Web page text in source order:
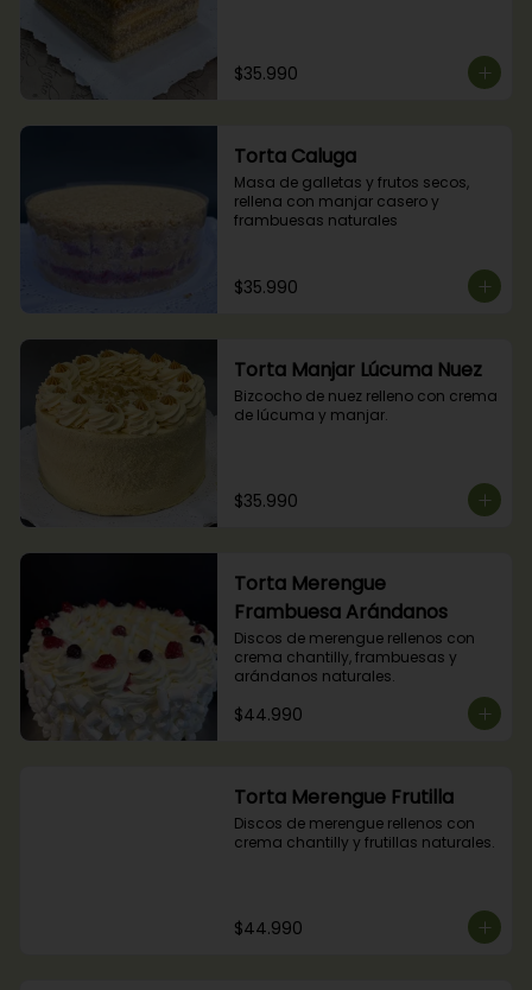
$35.990
Torta Caluga
Masa de galletas y frutos secos,
rellena con manjar casero y
frambuesas naturales
$35.990
Torta Manjar Lúcuma Nuez
Bizcocho de nuez relleno con crema
de lúcuma y manjar.
$35.990
Torta Merengue
Frambuesa Arándanos
Discos de merengue rellenos con
crema chantilly, frambuesas y
arándanos naturales.
$44.990
Torta Merengue Frutilla
Discos de merengue rellenos con
crema chantilly y frutillas naturales.
$44.990